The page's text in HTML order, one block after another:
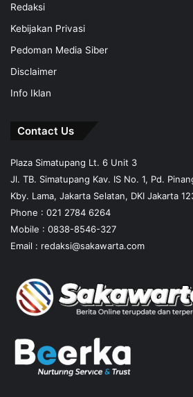
Redaksi
Kebijakan Privasi
Pedoman Media Siber
Disclaimer
Info Iklan
Contact Us
Plaza Simatupang Lt. 6 Unit 3
Jl. TB. Simatupang Kav. IS No. 1, Pd.
Kby. Lama, Jakarta Selatan, DKI Jakarta
Phone : 021 2784 6264
Mobile : 0838-8546-327
Email : redaksi@sakawarta.com